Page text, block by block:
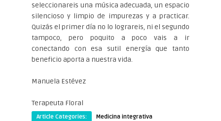
seleccionareis una música adecuada, un espacio
silencioso y limpio de impurezas y a practicar.
Quizás el primer día no lo lograreis, ni el segundo
tampoco, pero poquito a poco vais a ir
conectando con esa sutil energía que tanto
beneficio aporta a nuestra vida.
Manuela Estévez
Terapeuta Floral
Article Categories: Medicina integrativa